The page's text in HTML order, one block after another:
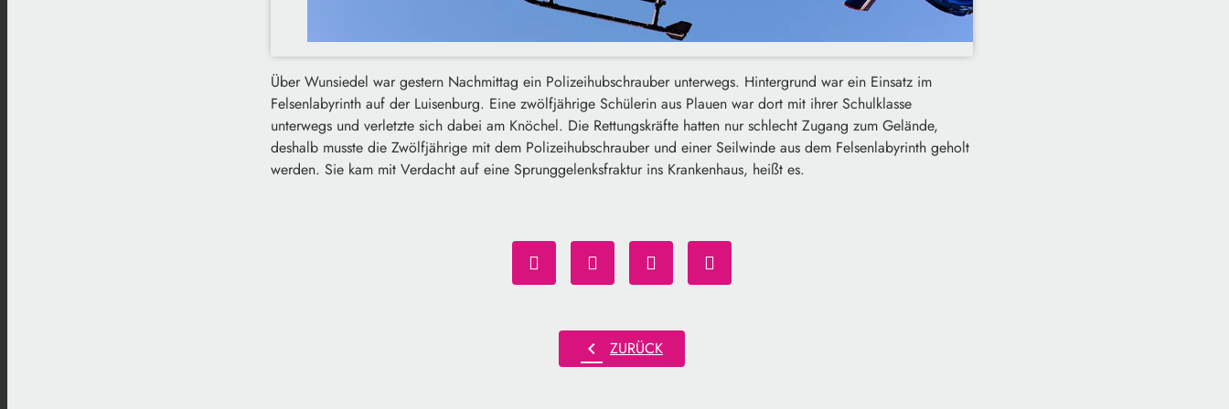
Über Wunsiedel war gestern Nachmittag ein Polizeihubschrauber unterwegs. Hintergrund war ein Einsatz im
Felsenlabyrinth auf der Luisenburg. Eine zwölfjährige Schülerin aus Plauen war dort mit ihrer Schulklasse
unterwegs und verletzte sich dabei am Knöchel. Die Rettungskräfte hatten nur schlecht Zugang zum Gelände,
deshalb musste die Zwölfjährige mit dem Polizeihubschrauber und einer Seilwinde aus dem Felsenlabyrinth geholt
werden. Sie kam mit Verdacht auf eine Sprunggelenksfraktur ins Krankenhaus, heißt es.
chevron_left ZURÜCK